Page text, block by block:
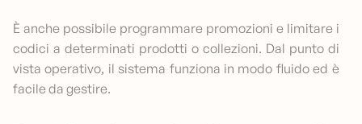
È anche possibile programmare promozioni e limitare i
codici a determinati prodotti o collezioni. Dal punto di
vista operativo, il sistema funziona in modo fluido ed è
facile da gestire.